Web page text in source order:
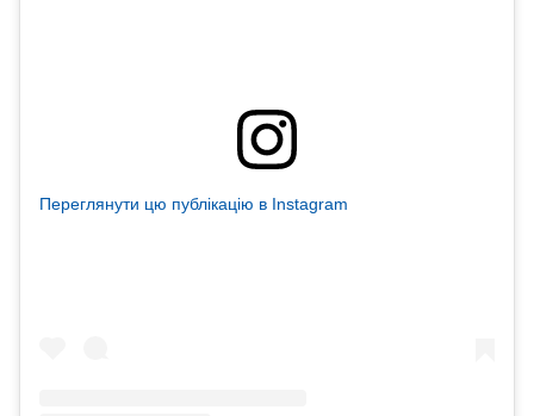
Переглянути цю публікацію в Instagram